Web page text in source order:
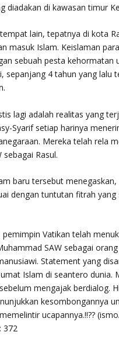
diadakan di kawasan timur
lain, tepatnya di kota
masuk Islam. Keislaman
sebuah pesta
sepanjang 4 tahun yang lalu
lagi adalah realitas yang
Syarif setiap harinya
Mereka telah rela
Rasul.
baru tersebut
dengan tuntutan fitrah
pemimpin Vatikan telah
SAW sebagai
Statement yang
Islam di seantero dunia.
mengajak berdialog.
kesombongannya
ucapannya.!!??
372